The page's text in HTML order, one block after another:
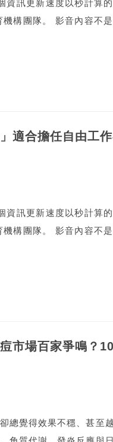
訊更新速度以秒計算
構團隊。 影音內容不
適合擔任自由工
訊更新速度以秒計算
構團隊。 影音內容不
市場百家爭鳴？
總覺得效果不穩、甚至